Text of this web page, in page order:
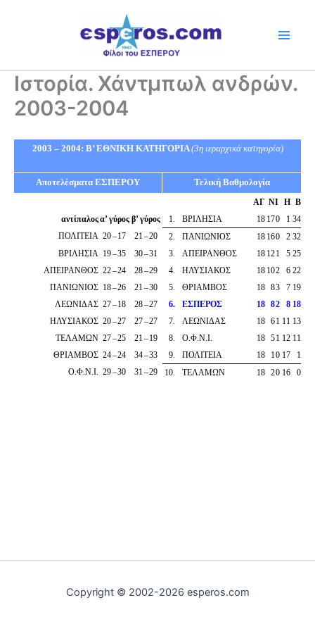
Ιστορία. Χάντμπωλ ανδρών.
2003-2004
2003 – 2004: Β’ ΕΘΝΙΚΗ ΚΑΤΗΓΟΡΙΑ(3η ιεραρχικά κατηγορία)
Αποτελέσματα ΕΣΠΕΡΟΥ Τελική Βαθμολογία
ΑΓ ΝΙ Η Β
αντίπαλοςα’ γύρος β’ γύρος 1. ΒΡΙΛΗΣΙΑ 18 170 1 34
ΠΟΛΙΤΕΙΑ 20–17 21–20 2. ΠΑΝΙΩΝΙΟΣ 18 160 2 32
ΒΡΙΛΗΣΙΑ 19–35 30–31 3. ΑΠΕΙΡΑΝΘΟΣ 18 121 5 25
ΑΠΕΙΡΑΝΘΟΣ 22–24 28–29 4. ΗΛΥΣΙΑΚΟΣ 18 102 6 22
ΠΑΝΙΩΝΙΟΣ 18–26 21–30 5. ΘΡΙΑΜΒΟΣ 18 83 7 19
ΛΕΩΝΙΔΑΣ 27–18 28–27 6. ΕΣΠΕΡΟΣ 18 82 8 18
ΗΛΥΣΙΑΚΟΣ 20–27 27–27 7. ΛΕΩΝΙΔΑΣ 18 61 11 13
ΤΕΛΑΜΩΝ 27–25 21–19 8. Ο.Φ.Ν.Ι. 18 51 12 11
ΘΡΙΑΜΒΟΣ 24–24 34–33 9. ΠΟΛΙΤΕΙΑ 18 10 17
1
Ο.Φ.Ν.Ι. 29–30 31–29 10. ΤΕΛΑΜΩΝ 18 20 16 0
Copyright © 2002-2026 esperos.com